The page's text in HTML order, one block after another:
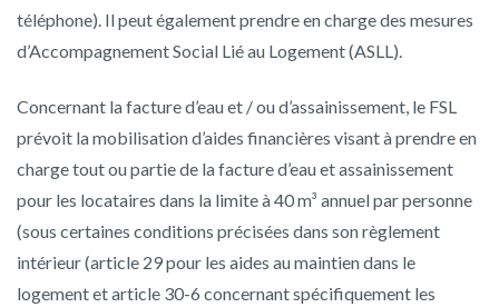
téléphone). Il peut également prendre en charge des mesures
d’Accompagnement Social Lié au Logement (ASLL).
Concernant la facture d’eau et / ou d’assainissement, le FSL
prévoit la mobilisation d’aides financières visant à prendre en
charge tout ou partie de la facture d’eau et assainissement
pour les locataires dans la limite à 40 m³ annuel par personne
(sous certaines conditions précisées dans son règlement
intérieur (article 29 pour les aides au maintien dans le
logement et article 30-6 concernant spécifiquement les